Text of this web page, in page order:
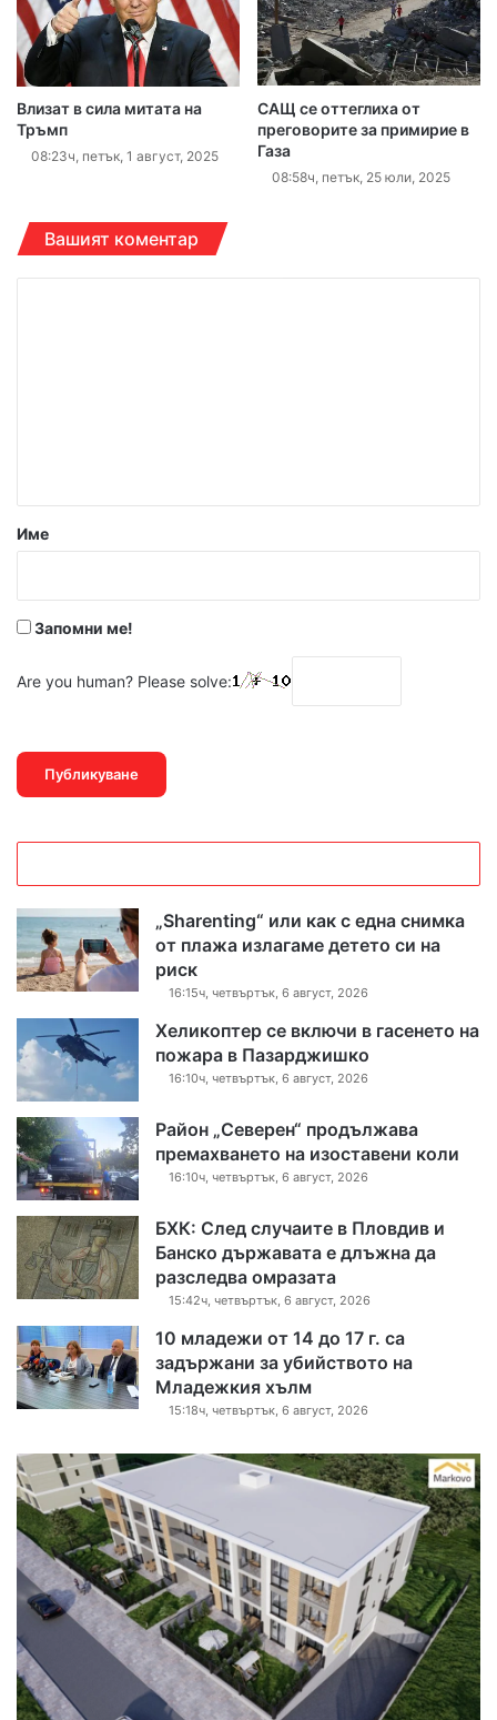
Влизат в сила митата на
Тръмп
08:23ч, петък, 1 август, 2025
САЩ се оттеглиха от
преговорите за примирие в
Газа
08:58ч, петък, 25 юли, 2025
Вашият коментар
р
Име
Запомни ме!
Are you human? Please solve:
„Sharenting“ или как с една снимка
от плажа излагаме детето си на
риск
16:15ч, четвъртък, 6 август, 2026
Хеликоптер се включи в гасенето на
пожара в Пазарджишко
16:10ч, четвъртък, 6 август, 2026
Район „Северен“ продължава
премахването на изоставени коли
16:10ч, четвъртък, 6 август, 2026
БХК: След случаите в Пловдив и
Банско държавата е длъжна да
разследва омразата
15:42ч, четвъртък, 6 август, 2026
10 младежи от 14 до 17 г. са
задържани за убийството на
Младежкия хълм
15:18ч, четвъртък, 6 август, 2026